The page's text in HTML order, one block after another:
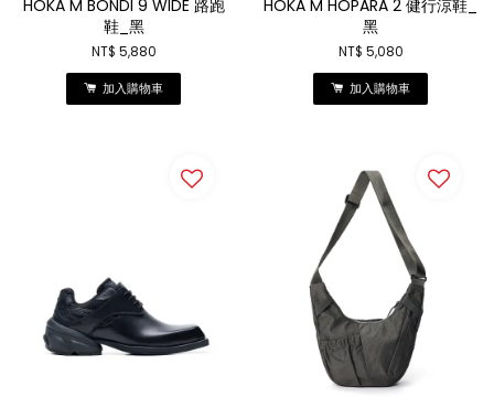
HOKA M BONDI 9 WIDE 路跑
鞋_黑
NT$ 5,880
加入購物車
HOKA M HOPARA 2 健行涼鞋_
黑
NT$ 5,080
加入購物車